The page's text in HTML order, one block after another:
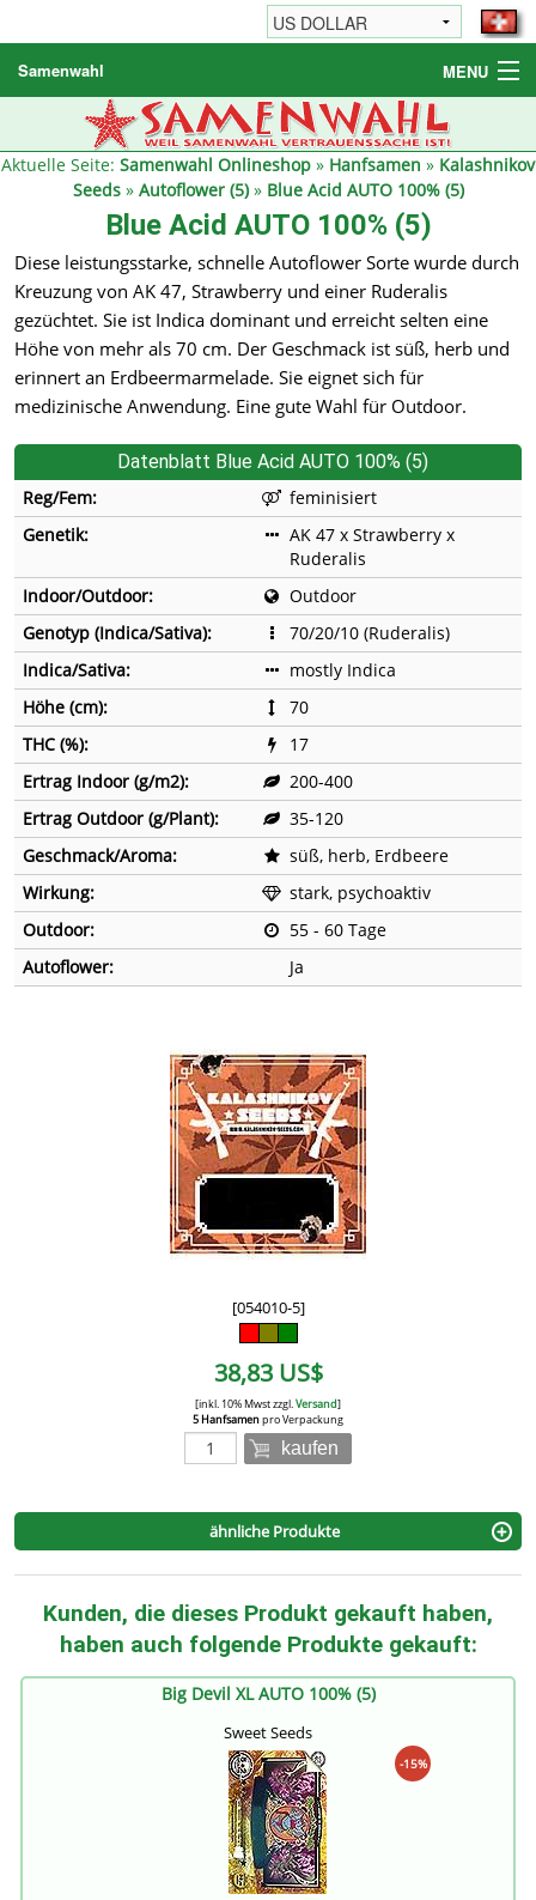
Samenwahl MENU
Hanfsamen
Weitere Produkte
Reseller
Aktuelle Seite: Samenwahl Onlineshop » Hanfsamen » Kalashnikov
Seeds» Autoflower (5)» Blue Acid AUTO 100% (5)
Blue Acid AUTO 100% (5)
Diese leistungsstarke, schnelle Autoflower Sorte wurde durch
Kreuzung von AK 47, Strawberry und einer Ruderalis
gezüchtet. Sie ist Indica dominant und erreicht selten eine
Höhe von mehr als 70 cm. Der Geschmack ist süß, herb und
erinnert an Erdbeermarmelade. Sie eignet sich für
medizinische Anwendung. Eine gute Wahl für Outdoor.
Datenblatt Blue Acid AUTO 100% (5)
Reg/Fem:
feminisiert
Genetik:
AK 47 x Strawberry x
Ruderalis
Indoor/Outdoor:
Outdoor
Genotyp (Indica/Sativa):
70/20/10 (Ruderalis)
Indica/Sativa:
mostly Indica
Höhe (cm):
70
THC (%):
17
Ertrag Indoor (g/m2):
200-400
Ertrag Outdoor (g/Plant):
35-120
Geschmack/Aroma:
süß, herb, Erdbeere
Wirkung:
stark, psychoaktiv
Outdoor:
55 - 60 Tage
Autoflower:
Ja
[054010-5]
38,83 US$
[inkl. 10% Mwst zzgl.Versand]
5 Hanfsamenpro Verpackung
kaufen
ähnliche Produkte
Kunden, die dieses Produkt gekauft haben,
haben auch folgende Produkte gekauft:
Big Devil XL AUTO 100% (5)
Sweet Seeds
-15%